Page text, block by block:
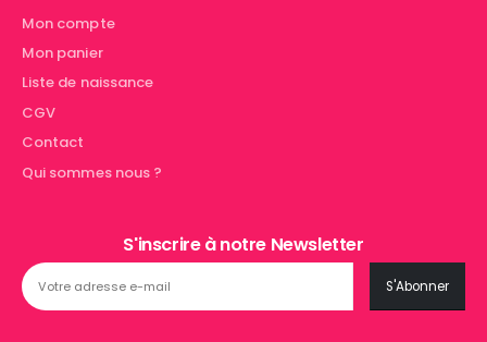
Mon compte
Mon panier
Liste de naissance
CGV
Contact
Qui sommes nous ?
S'inscrire à notre Newsletter